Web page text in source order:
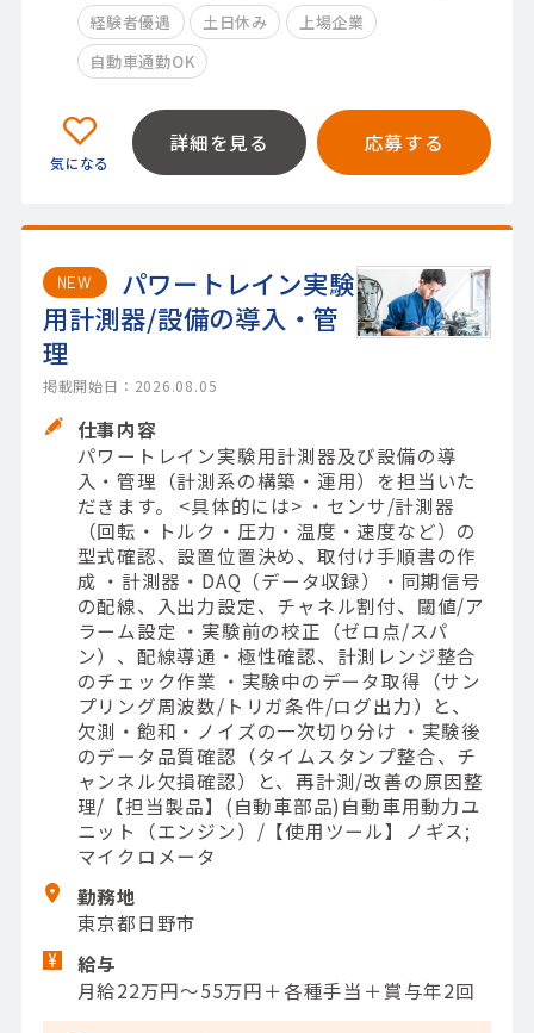
経験者優遇
土日休み
上場企業
自動車通勤OK
詳細を見る 応募する
NEW
パワートレイン実験
用計測器/設備の導入・管
理
掲載開始日：2026.08.05
仕事内容
パワートレイン実験用計測器及び設備の導
入・管理（計測系の構築・運用）を担当いた
だきます。 <具体的には> ・センサ/計測器
（回転・トルク・圧力・温度・速度など）の
型式確認、設置位置決め、取付け手順書の作
成 ・計測器・DAQ（データ収録）・同期信号
の配線、入出力設定、チャネル割付、閾値/ア
ラーム設定 ・実験前の校正（ゼロ点/スパ
ン）、配線導通・極性確認、計測レンジ整合
のチェック作業 ・実験中のデータ取得（サン
プリング周波数/トリガ条件/ログ出力）と、
欠測・飽和・ノイズの一次切り分け ・実験後
のデータ品質確認（タイムスタンプ整合、チ
ャンネル欠損確認）と、再計測/改善の原因整
理/【担当製品】(自動車部品)自動車用動力ユ
ニット（エンジン）/【使用ツール】ノギス;
マイクロメータ
勤務地
東京都日野市
給与
月給22万円～55万円＋各種手当＋賞与年2回